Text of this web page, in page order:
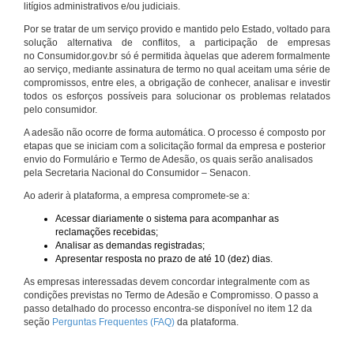
litígios administrativos e/ou judiciais.
Por se tratar de um serviço provido e mantido pelo Estado, voltado para
solução alternativa de conflitos, a participação de empresas
no Consumidor.gov.br só é permitida àquelas que aderem formalmente
ao serviço, mediante assinatura de termo no qual aceitam uma série de
compromissos, entre eles, a obrigação de conhecer, analisar e investir
todos os esforços possíveis para solucionar os problemas relatados
pelo consumidor.
A adesão não ocorre de forma automática. O processo é composto por
etapas que se iniciam com a solicitação formal da empresa e posterior
envio do Formulário e Termo de Adesão, os quais serão analisados
pela Secretaria Nacional do Consumidor – Senacon.
Ao aderir à plataforma, a empresa compromete-se a:
Acessar diariamente o sistema para acompanhar as
reclamações recebidas;
Analisar as demandas registradas;
Apresentar resposta no prazo de até 10 (dez) dias.
As empresas interessadas devem concordar integralmente com as
condições previstas no Termo de Adesão e Compromisso. O passo a
passo detalhado do processo encontra-se disponível no item 12 da
seção Perguntas Frequentes (FAQ) da plataforma.